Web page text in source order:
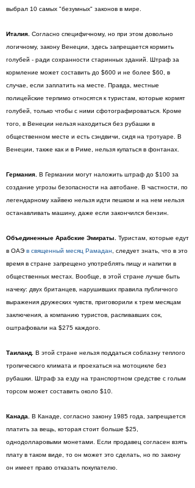
выбрал 10 самых "безумных" законов в мире.
Италия. Согласно специфичному, но при этом довольно
логичному, закону Венеции, здесь запрещается кормить
голубей - ради сохранности старинных зданий. Штраф за
кормление может составить до $600 и не более $60, в
случае, если заплатить на месте. Правда, местные
полицейские терпимо относятся к туристам, которые кормят
голубей, только чтобы с ними сфотографироваться. Кроме
того, в Венеции нельзя находиться без рубашки в
общественном месте и есть сэндвичи, сидя на тротуаре. В
Венеции, также как и в Риме, нельзя купаться в фонтанах.
Германия. В Германии могут наложить штраф до $100 за
создание угрозы безопасности на автобане. В частности, по
легендарному хайвею нельзя идти пешком и на нем нельзя
останавливать машину, даже если закончился бензин.
Объединенные Арабские Эмираты.
Туристам, которые едут
в ОАЭ в священный месяц Рамадан , следует знать, что в это
время в стране запрещено употреблять пищу и напитки в
общественных местах. Вообще, в этой стране лучше быть
начеку: двух британцев, нарушивших правила публичного
выражения дружеских чувств, приговорили к трем месяцам
заключения, а компанию туристов, распивавших сок,
оштрафовали на $275 каждого.
Таиланд. В этой стране нельзя поддаться соблазну теплого
тропического климата и проехаться на мотоцикле без
рубашки. Штраф за езду на транспортном средстве с голым
торсом может составить около $10.
Канада.
В Канаде, согласно закону 1985 года, запрещается
платить за вещь, которая стоит больше $25,
однодолларовыми монетами. Если продавец согласен взять
плату в таком виде, то он может это сделать, но по закону
он имеет право отказать покупателю.